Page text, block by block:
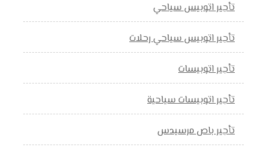
تأجير اتوبيس سياحي
تأجير اتوبيس سياحي رحلات
تأجير اتوبيسات
تأجير اتوبيسات سياحية
تأجير باص مرسيدس